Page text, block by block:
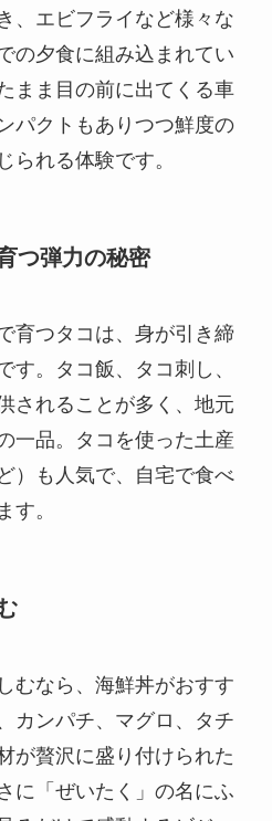
、エビフライなど様々な
の夕食に組み込まれてい
まま目の前に出てくる車
パクトもありつつ鮮度の
られる体験です。
つ弾力の秘密
育つタコは、身が引き締
す。タコ飯、タコ刺し、
されることが多く、地元
一品。タコを使った土産
）も人気で、自宅で食べ
す。
むなら、海鮮丼がおすす
カンパチ、マグロ、タチ
が贅沢に盛り付けられた
に「ぜいたく」の名にふ